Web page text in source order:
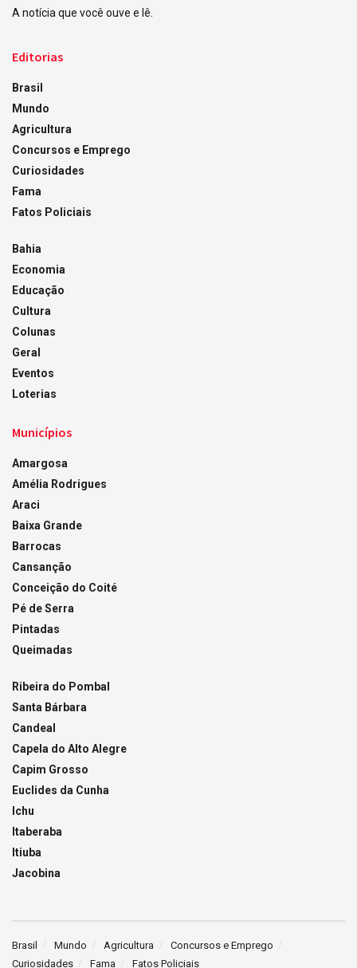
A notícia que você ouve e lê.
Editorias
Brasil
Mundo
Agricultura
Concursos e Emprego
Curiosidades
Fama
Fatos Policiais
Bahia
Economia
Educação
Cultura
Colunas
Geral
Eventos
Loterias
Municípios
Amargosa
Amélia Rodrigues
Araci
Baixa Grande
Barrocas
Cansanção
Conceição do Coité
Pé de Serra
Pintadas
Queimadas
Ribeira do Pombal
Santa Bárbara
Candeal
Capela do Alto Alegre
Capim Grosso
Euclides da Cunha
Ichu
Itaberaba
Itiuba
Jacobina
Brasil Mundo Agricultura
Concursos e Emprego
Curiosidades
Fama Fatos Policiais